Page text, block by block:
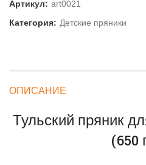
Артикул: art0021
Категория: Детские пряники
ОПИСАНИЕ
Тульский пряник
(650